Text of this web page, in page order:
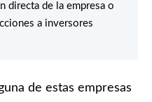
directa de la empresa o
a inversores
de estas empresas